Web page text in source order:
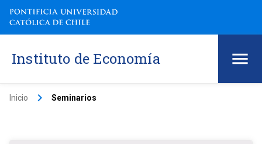
Instituto de Economía
Inicio keyboard_arrow_right Seminarios